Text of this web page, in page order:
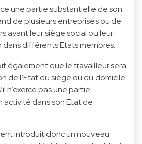
une partie substantielle de son
de plusieurs entreprises ou de
ayant leur siège social ou leur
différents Etats membres.
également que le travailleur sera
de l’Etat du siège ou du domicile
n’exerce pas une partie
activité dans son Etat de
introduit donc un nouveau